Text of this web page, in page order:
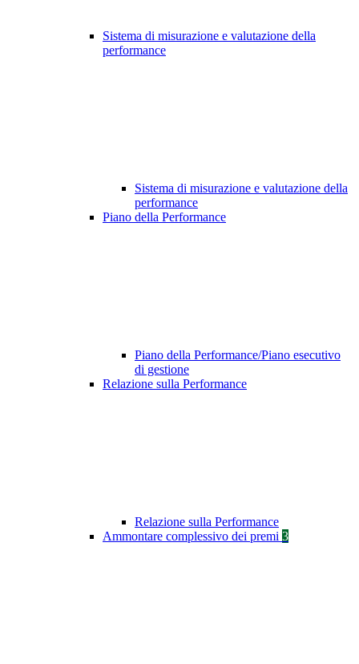
Sistema di misurazione e valutazione della
performance
Sistema di misurazione e valutazione della
performance
Piano della Performance
Piano della Performance/Piano esecutivo
di gestione
Relazione sulla Performance
Relazione sulla Performance
Ammontare complessivo dei premi 3